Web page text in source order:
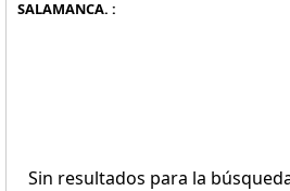
SALAMANCA. :
Sin resultados para la